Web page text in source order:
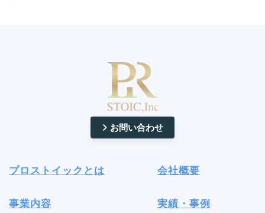
お問い合わせ
プロストイックとは 会社概要
事業内容 実績・事例